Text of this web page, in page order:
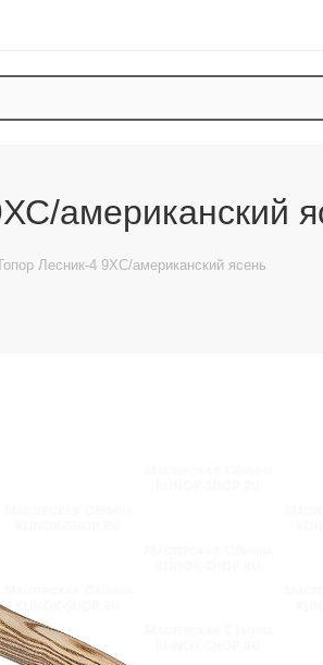
американский
Лесник-4 9ХС/американский ясень